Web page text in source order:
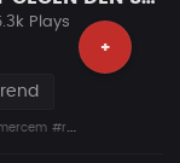
+
Plays
#rafcamora